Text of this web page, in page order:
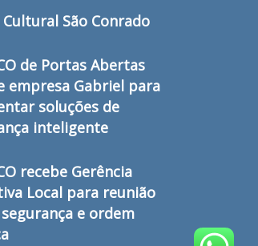
São Conrado
de Portas Abertas
empresa Gabriel para
soluções de
inteligente
recebe Gerência
Local para reunião
e ordem